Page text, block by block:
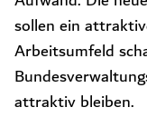
sollen ein
Arbeitsumfeld
attraktiv bleiben.